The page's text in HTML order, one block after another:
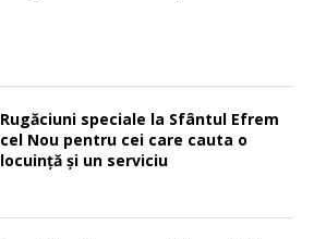
Rugăciuni speciale la Sfântul Efrem
cel Nou pentru cei care cauta o
locuinţă şi un serviciu